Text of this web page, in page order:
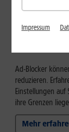
Internet
Ad-
Ad-Blocker
reduzieren.
Einstellungen
ihre Grenzen
Mehr
Impressum